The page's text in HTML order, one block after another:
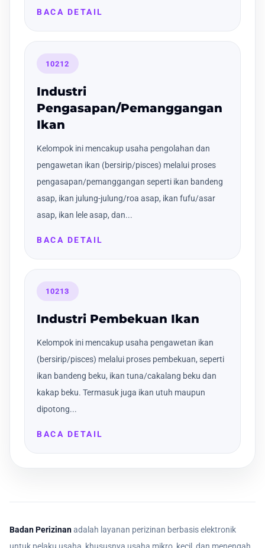
BACA DETAIL
10212
Industri
Pengasapan/Pemanggangan
Ikan
Kelompok ini mencakup usaha pengolahan dan
pengawetan ikan (bersirip/pisces) melalui proses
pengasapan/pemanggangan seperti ikan bandeng
asap, ikan julung-julung/roa asap, ikan fufu/asar
asap, ikan lele asap, dan...
BACA DETAIL
10213
Industri Pembekuan Ikan
Kelompok ini mencakup usaha pengawetan ikan
(bersirip/pisces) melalui proses pembekuan, seperti
ikan bandeng beku, ikan tuna/cakalang beku dan
kakap beku. Termasuk juga ikan utuh maupun
dipotong...
BACA DETAIL
Badan Perizinanadalah layanan perizinan berbasis elektronik